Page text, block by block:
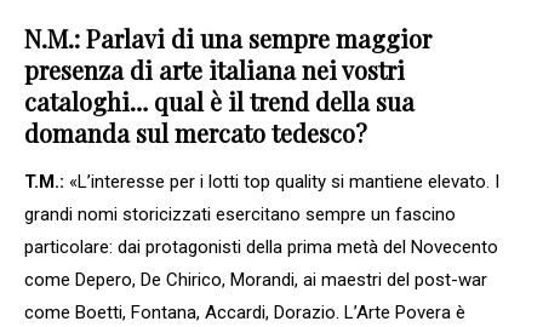
N.M.: Parlavi di una sempre maggior
presenza di arte italiana nei vostri
cataloghi… qual è il trend della sua
domanda sul mercato tedesco?
T.M.: «L’interesse per i lotti top quality si mantiene elevato. I
grandi nomi storicizzati esercitano sempre un fascino
particolare: dai protagonisti della prima metà del Novecento
come Depero, De Chirico, Morandi, ai maestri del post-war
come Boetti, Fontana, Accardi, Dorazio. L’Arte Povera è